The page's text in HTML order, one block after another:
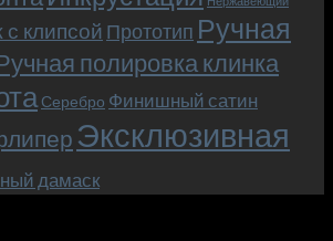
фильма.
клипсой Прототип Ручная
полировка клинка
Серебро Финишный сатин
Эксклюзивная
дамаск